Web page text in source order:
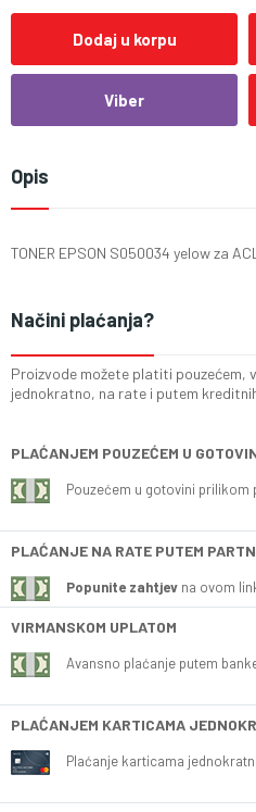
Dodaj u korpu
Viber
Opis
TONER EPSON S050034 yelow za
Načini plaćanja?
Proizvode možete platiti pouzećem,
jednokratno, na rate i putem
PLAĆANJEM POUZEĆEM U
Pouzećem u gotovini prilikom
PLAĆANJE NA RATE PUTEM
Popunite zahtjev na ovom
VIRMANSKOM UPLATOM
Avansno plaćanje putem
PLAĆANJEM KARTICAMA
Plaćanje karticama